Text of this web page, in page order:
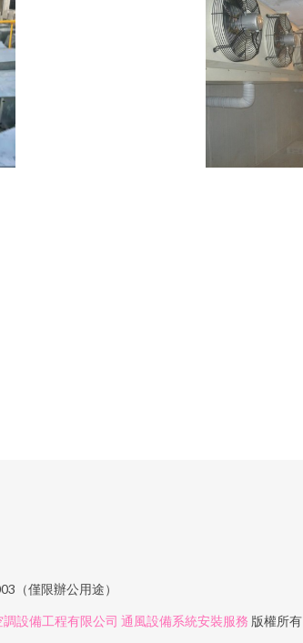
（僅限辦公用途）
設備工程有限公司 通風設備系統安裝服務 版權所有